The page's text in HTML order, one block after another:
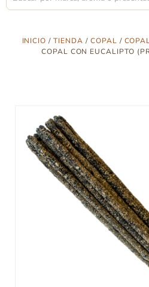
INICIO /TIENDA / COPAL /
COPAL CON EUCALIPTO